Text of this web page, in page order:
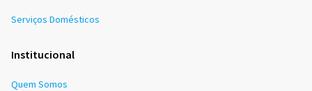
Serviços Domésticos
Institucional
Quem Somos